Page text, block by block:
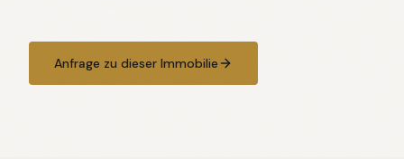
Anfrage zu dieser Immobilie